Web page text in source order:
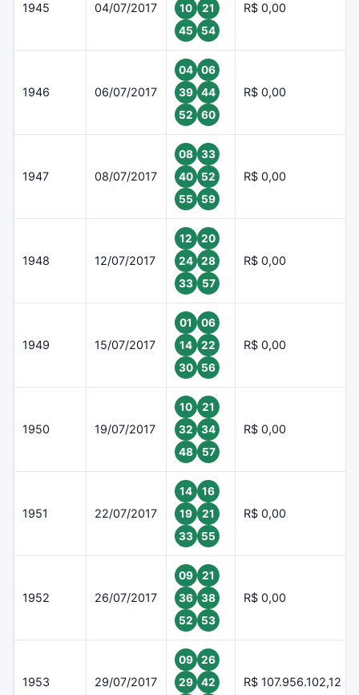
1945 04/07/2017
10
21
45
54
R$ 0,00
1946 06/07/2017
04
06
39
44
52
60
R$ 0,00
1947 08/07/2017
08
33
40
52
55
59
R$ 0,00
1948 12/07/2017
12
20
24
28
33
57
R$ 0,00
1949 15/07/2017
01
06
14
22
30
56
R$ 0,00
1950 19/07/2017
10
21
32
34
48
57
R$ 0,00
1951 22/07/2017
14
16
19
21
33
55
R$ 0,00
1952 26/07/2017
09
21
36
38
52
53
R$ 0,00
1953 29/07/2017
09
26
29
42
R$ 107.956.102,12